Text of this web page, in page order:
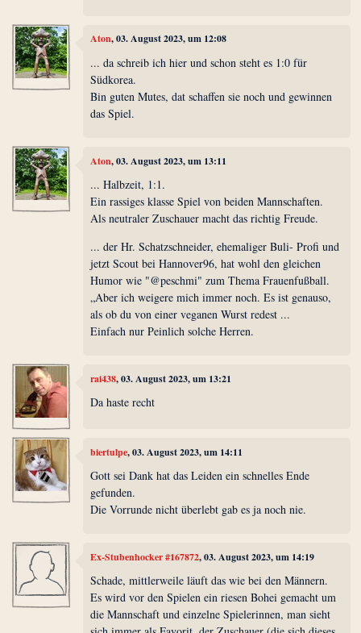
Aton, 03. August 2023, um 12:08
... da schreib ich hier und schon steht es 1:0 für
Südkorea.
Bin guten Mutes, dat schaffen sie noch und gewinnen
das Spiel.
Aton, 03. August 2023, um 13:11
... Halbzeit, 1:1.
Ein rassiges klasse Spiel von beiden Mannschaften.
Als neutraler Zuschauer macht das richtig Freude.
... der Hr. Schatzschneider, ehemaliger Buli- Profi und
jetzt Scout bei Hannover96, hat wohl den gleichen
Humor wie "@peschmi" zum Thema Frauenfußball.
„Aber ich weigere mich immer noch. Es ist genauso,
als ob du von einer veganen Wurst redest ...
Einfach nur Peinlich solche Herren.
rai438, 03. August 2023, um 13:21
Da haste recht
biertulpe, 03. August 2023, um 14:11
Gott sei Dank hat das Leiden ein schnelles Ende
gefunden.
Die Vorrunde nicht überlebt gab es ja noch nie.
Ex-Stubenhocker #167872, 03. August 2023, um 14:19
Schade, mittlerweile läuft das wie bei den Männern.
Es wird vor den Spielen ein riesen Bohei gemacht um
die Mannschaft und einzelne Spielerinnen, man sieht